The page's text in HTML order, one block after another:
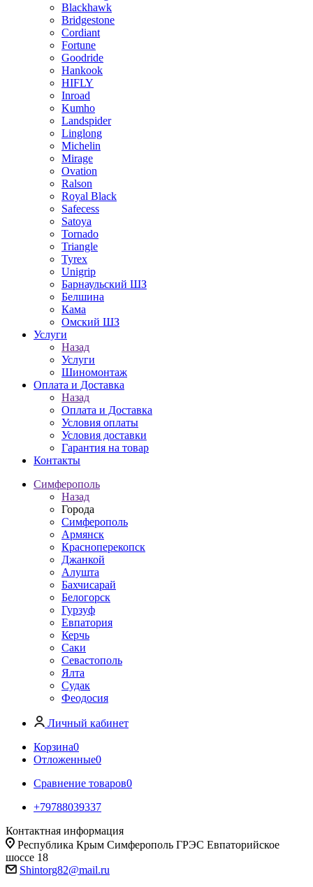
Blackhawk
Bridgestone
Cordiant
Fortune
Goodride
Hankook
HIFLY
Inroad
Kumho
Landspider
Linglong
Michelin
Mirage
Ovation
Ralson
Royal Black
Safecess
Satoya
Tornado
Triangle
Tyrex
Unigrip
Барнаульский ШЗ
Белшина
Кама
Омский ШЗ
Услуги
Назад
Услуги
Шиномонтаж
Оплата и Доставка
Назад
Оплата и Доставка
Условия оплаты
Условия доставки
Гарантия на товар
Контакты
Симферополь
Назад
Города
Симферополь
Армянск
Красноперекопск
Джанкой
Алушта
Бахчисарай
Белогорск
Гурзуф
Евпатория
Керчь
Саки
Севастополь
Ялта
Судак
Феодосия
Личный кабинет
Корзина0
Отложенные0
Сравнение товаров0
+79788039337
Контактная информация
Республика Крым Симферополь ГРЭС Евпаторийское
шоссе 18
Shintorg82@mail.ru